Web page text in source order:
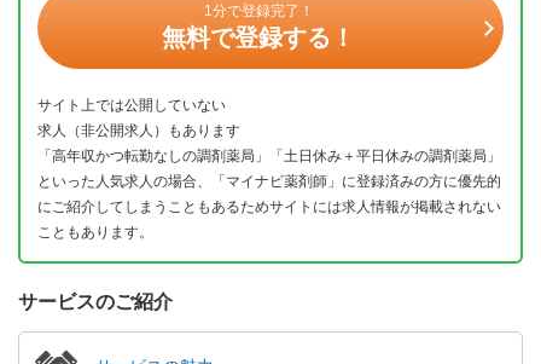
1分で登録完了！
無料で登録する！
サイト上では公開していない
求人（非公開求人）もあります
「高年収かつ転勤なしの調剤薬局」「土日休み＋平日休みの調剤薬局」
といった人気求人の場合、「マイナビ薬剤師」に登録済みの方に優先的
にご紹介してしまうこともあるためサイトには求人情報が掲載されない
こともあります。
サービスのご紹介